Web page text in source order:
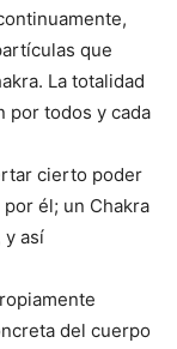
que
La totalidad
por todos y cada
cierto poder
él; un Chakra
y así
del cuerpo